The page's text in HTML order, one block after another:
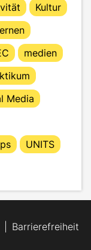
Kultur
medien
Media
UNITS
Barrierefreiheit